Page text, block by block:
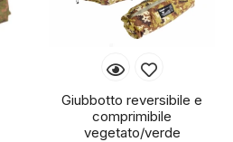
Giubbotto reversibile e
comprimibile
vegetato/verde